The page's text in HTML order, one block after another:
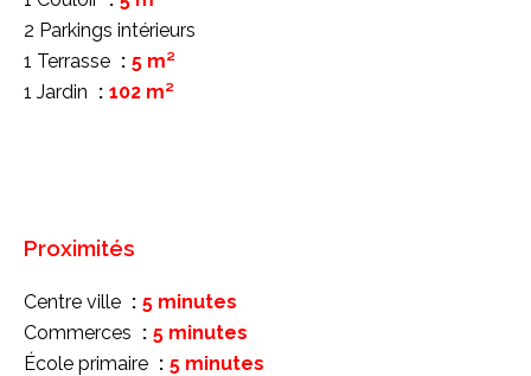
2 Parkings intérieurs
1 Terrasse
5 m²
1 Jardin
102 m²
Proximités
Centre ville
5 minutes
Commerces
5 minutes
École primaire
5 minutes